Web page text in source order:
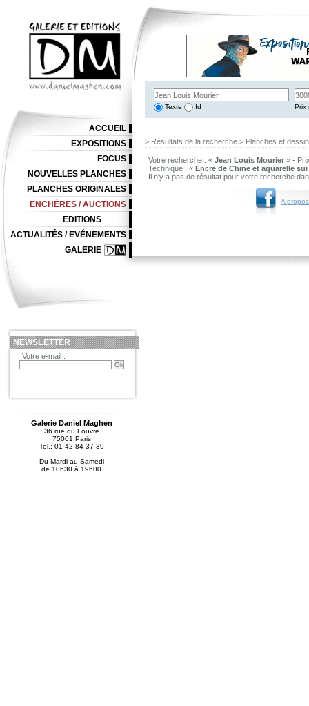
Texte Id Prix
> Résultats de la recherche > Planches et
Votre recherche : « Jean Louis Mourier » -
Technique : « Encre de Chine et aquarelle
Il n'y a pas de résultat pour votre recherche
A
ACCUEIL
EXPOSITIONS
FOCUS
NOUVELLES PLANCHES
PLANCHES ORIGINALES
ENCHÈRES / AUCTIONS
EDITIONS
ACTUALITÉS / EVÉNEMENTS
GALERIE
NEWSLETTER
Votre e-mail :
Galerie Daniel Maghen
36 rue du Louvre
75001 Paris
Tel.: 01 42 84 37 39
Du Mardi au Samedi
de 10h30 à 19h00